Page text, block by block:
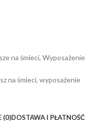
na śmieci, Wyposażenie
na śmieci, wyposażenie
(0)DOSTAWA I PŁATNOŚĆ